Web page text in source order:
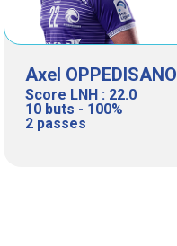
Axel OPPEDISANO
Score LNH : 22.0
10 buts - 100%
2 passes